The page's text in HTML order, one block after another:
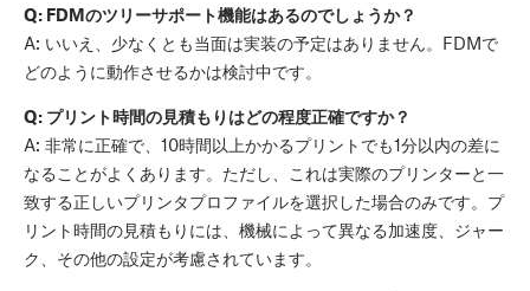
Q: FDMのツリーサポート機能はあるのでしょうか？
A: いいえ、少なくとも当面は実装の予定はありません。FDMで
どのように動作させるかは検討中です。
Q: プリント時間の見積もりはどの程度正確ですか？
A: 非常に正確で、10時間以上かかるプリントでも1分以内の差に
なることがよくあります。ただし、これは実際のプリンターと一
致する正しいプリンタプロファイルを選択した場合のみです。プ
リント時間の見積もりには、機械によって異なる加速度、ジャー
ク、その他の設定が考慮されています。